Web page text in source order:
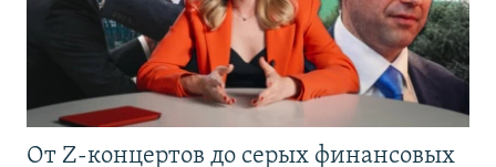
От Z-концертов до серых финансовых